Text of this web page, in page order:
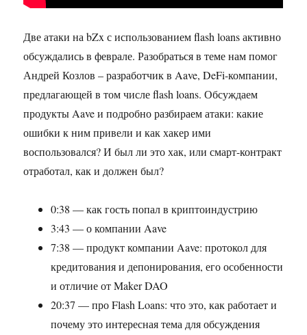
Две атаки на bZx с использованием flash loans активно
обсуждались в феврале. Разобраться в теме нам помог
Андрей Козлов – разработчик в Aave, DeFi-компании,
предлагающей в том числе flash loans. Обсуждаем
продукты Aave и подробно разбираем атаки: какие
ошибки к ним привели и как хакер ими
воспользовался? И был ли это хак, или смарт-контракт
отработал, как и должен был?
0:38 — как гость попал в криптоиндустрию
3:43 — о компании Aave
7:38 — продукт компании Aave: протокол для
кредитования и депонирования, его особенности
и отличие от Maker DAO
20:37 — про Flash Loans: что это, как работает и
почему это интересная тема для обсуждения